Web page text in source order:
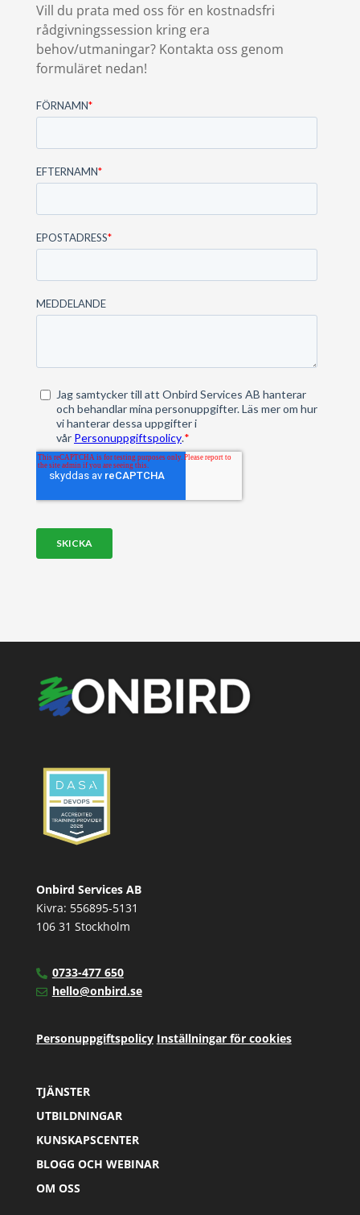
Vill du prata med oss för en kostnadsfri
rådgivningssession kring era
behov/utmaningar? Kontakta oss genom
formuläret nedan!
Onbird Services AB
Kivra: 556895-5131
106 31 Stockholm
0733-477 650
hello@onbird.se
Personuppgiftspolicy Inställningar för cookies
TJÄNSTER
UTBILDNINGAR
KUNSKAPSCENTER
BLOGG OCH WEBINAR
OM OSS